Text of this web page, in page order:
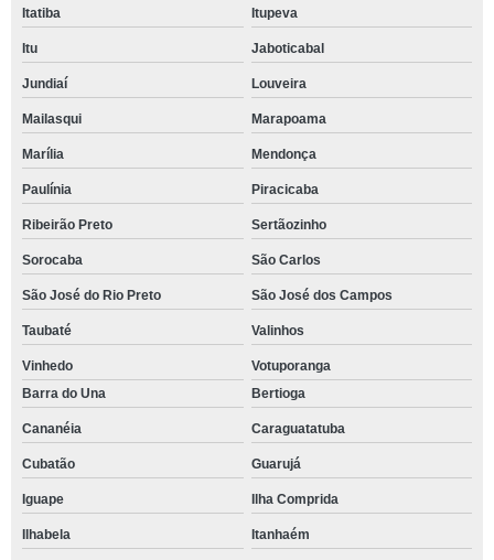
Itatiba Itupeva
Itu Jaboticabal
Jundiaí Louveira
Mailasqui Marapoama
Marília Mendonça
Paulínia Piracicaba
Ribeirão Preto Sertãozinho
Sorocaba São Carlos
São José do Rio Preto São José dos Campos
Taubaté Valinhos
Vinhedo
Votuporanga
Barra do Una
Bertioga
Cananéia Caraguatatuba
Cubatão Guarujá
Iguape Ilha Comprida
Ilhabela Itanhaém